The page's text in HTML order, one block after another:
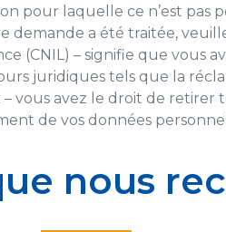
pour laquelle ce n’est pas
demande a été traitée,
(CNIL) – signifie que vous
juridiques tels que la
vous avez le droit de
de vos données
nous